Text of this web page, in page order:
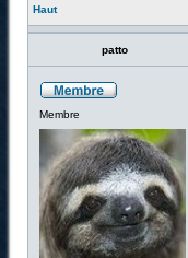
Haut
patto
Membre